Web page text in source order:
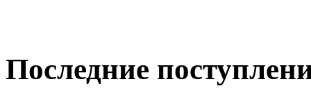
Последние